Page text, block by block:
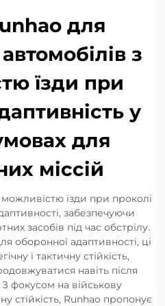
для
з
їзди при
у
для
міссій
їзди при проколі
забезпечуючи
засобів під час обстрілу.
оборонної адаптивності, ці
і тактичну стійкість,
навіть після
фокусом на військову
стійкість, Runhao пропонує